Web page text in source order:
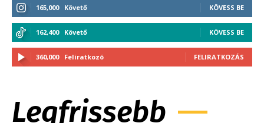
165,000 Követő KÖVESS BE
162,400 Követő KÖVESS BE
360,000 Feliratkozó FELIRATKOZÁS
Legfrissebb